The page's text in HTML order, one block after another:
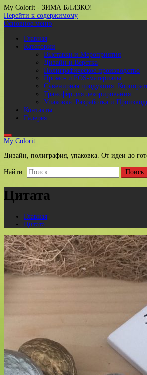
My Colorit - ЗИМА БЛИЗКО!
Перейти к содержимому
Основное меню
Главная
Категории
Выставки и Мероприятия
Дизайн и Верстка
Полиграфическое производство
Промо- и POS-материалы
Сувенирная продукция.
Трансфер для декорирования
Упаковка. Разработка и
Контакты
Галерея
My Colorit
Дизайн, полиграфия, упаковка. От идеи до
Найти:
Цитата
Главная
Цитата